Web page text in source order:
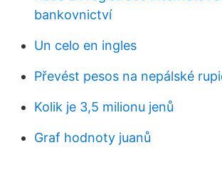
bankovnictví
Un celo en ingles
Převést pesos na nepálské
Kolik je 3,5 milionu jenů
Graf hodnoty juanů